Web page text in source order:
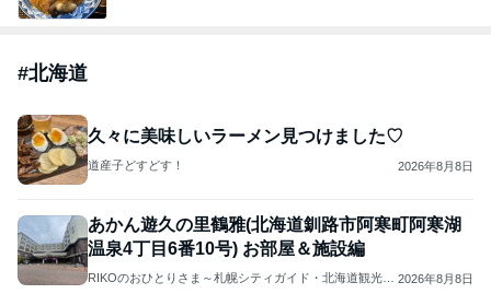
#北海道
久々に美味しいラーメン見つけました♡
道産子どすどす！ 2026年8月8日
あかん遊久の里鶴雅(北海道釧路市阿寒町阿寒湖
温泉4丁目6番10号) お部屋＆施設編
RIKOのおひとりさま～札幌シティガイド・北海道観光マ
2026年8月8日